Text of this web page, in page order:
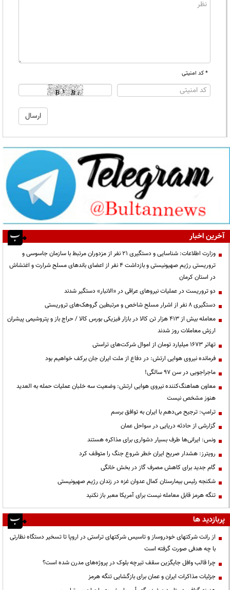
* کد امنیتی
آخرین اخبار
وزارت اطلاعات: شناسایی و دستگیری ۲۱ نفر از مزدوران مرتبط با سازمان جاسوسی و
تروریستی رژیم صهیونیستی و بازداشت ۴ نفر از اعضای باندهای مسلح شرارت و اغتشاش
در استان کرمان
دو تروریست در عملیات نیروهای عراقی در «الانبار» دستگیر شدند
دستگیری ۸ نفر از اشرار مسلح شاخص و مرتبطین گروهک‌های تروریستی
معامله بیش از ۴۱۳ هزار تن کالا در بازار فیزیکی بورس کالا / حراج باز و پتروشیمی پیشران
ارزش معاملات روز شدند
تهاتر ۱۶۷۳ میلیارد تومان از اموال شرکت‌های تراستی
فرمانده نیروی هوایی ارتش: در دفاع از ملت ایران جان برکف خواهیم بود
ماجراجویی در سن ۹۷ سالگی!
معاون هماهنگ‌کننده نیروی هوایی ارتش: وضعیت سه خلبان عملیات حمله به العدید
هنوز مشخص نیست
ترامپ: ترجیح می‌دهم با ایران به توافق برسم
گزارشی از حادثه دریایی در سواحل عمان
ونس: ایرانی‌ها طرف بسیار دشواری برای مذاکره هستند
رویترز: هشدار صریح ایران خطر شروع جنگ را متوقف کرد
گام جدید برای کاهش مصرف گاز در بخش خانگی
شکنجه رئیس بیمارستان کمال عدوان غزه در زندان رژیم صهیونیستی
تنگه هرمز قابل معامله نیست برای آمریکا معبر باز نکنید
پربازدید ها
از رانت‌ شرکتهای خودروساز و تاسیس شرکتهای تراستی در اروپا تا تسخیر دستگاه نظارتی
با چه هدفی صورت گرفته است
چرا قالب وافل جایگزین سقف تیرچه بلوک در پروژه‌های مدرن شده است؟
جزئیات مذاکرات ایران و عمان برای بازگشایی تنگه هرمز